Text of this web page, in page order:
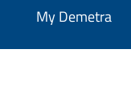
My Demetra